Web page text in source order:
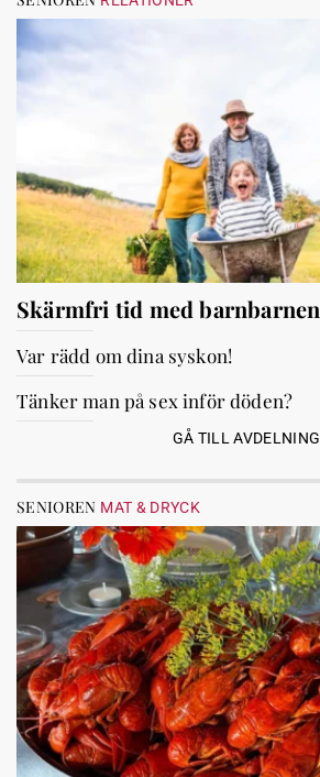
Skärmfri tid med barnbarnen
Var rädd om dina syskon!
Tänker man på sex inför döden?
GÅ TILL AVDELNING
SENIOREN MAT & DRYCK